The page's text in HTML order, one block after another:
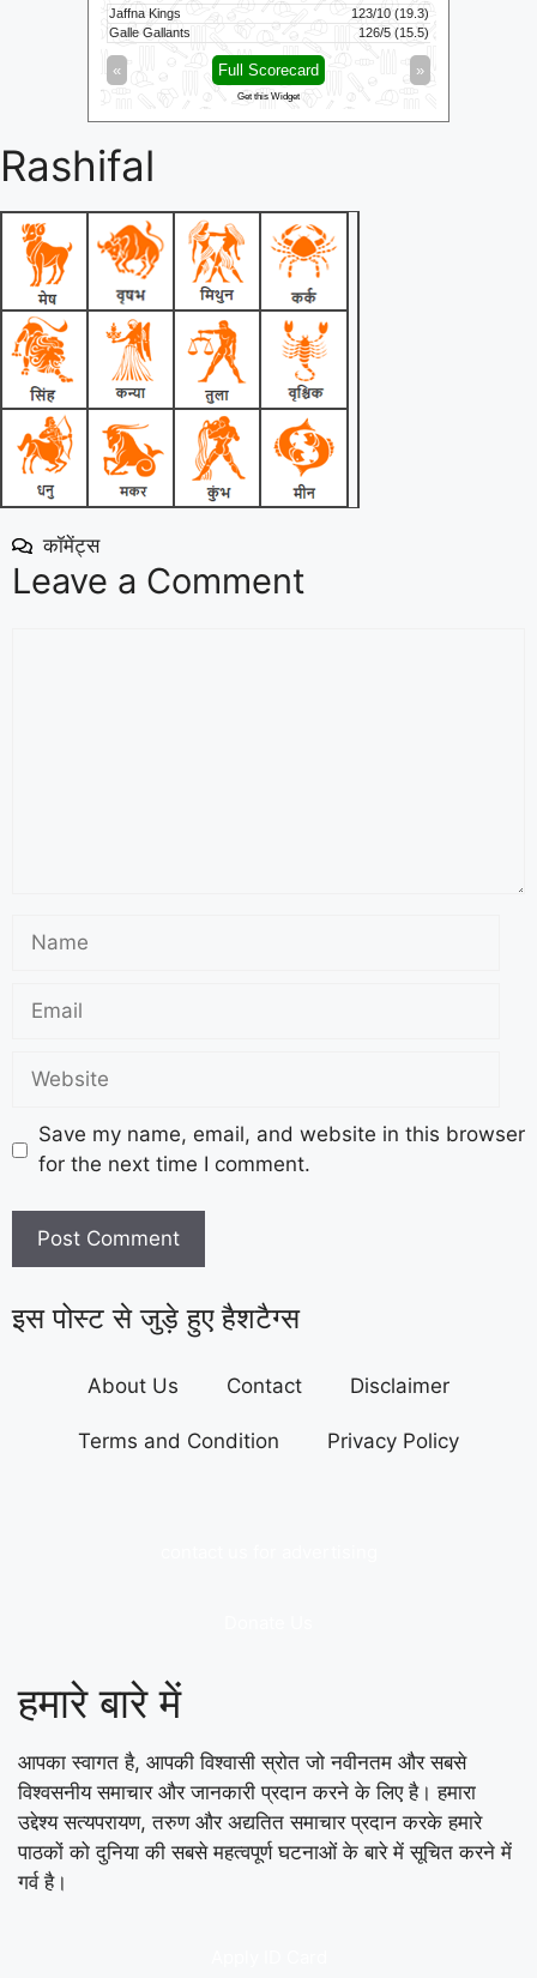
Jaffna Kings
123/10 (19.3)
Galle Gallants
126/5 (15.5)
« »
Full Scorecard
Get this Widget
Rashifal
कॉमेंट्स
Leave a Comment
Save my name, email, and website in this browser
for the next time I comment.
इस पोस्ट से जुड़े हुए हैशटैग्स
About Us Contact Disclaimer
Terms and Condition Privacy Policy
हमारे बारे में
आपका स्वागत है, आपकी विश्वासी स्रोत जो नवीनतम और सबसे
विश्वसनीय समाचार और जानकारी प्रदान करने के लिए है। हमारा
उद्देश्य सत्यपरायण, तरुण और अद्यतित समाचार प्रदान करके हमारे
पाठकों को दुनिया की सबसे महत्वपूर्ण घटनाओं के बारे में सूचित करने में
गर्व है।